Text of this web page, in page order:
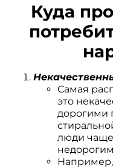
Куда
Самая
это
дорогими
люди чаще